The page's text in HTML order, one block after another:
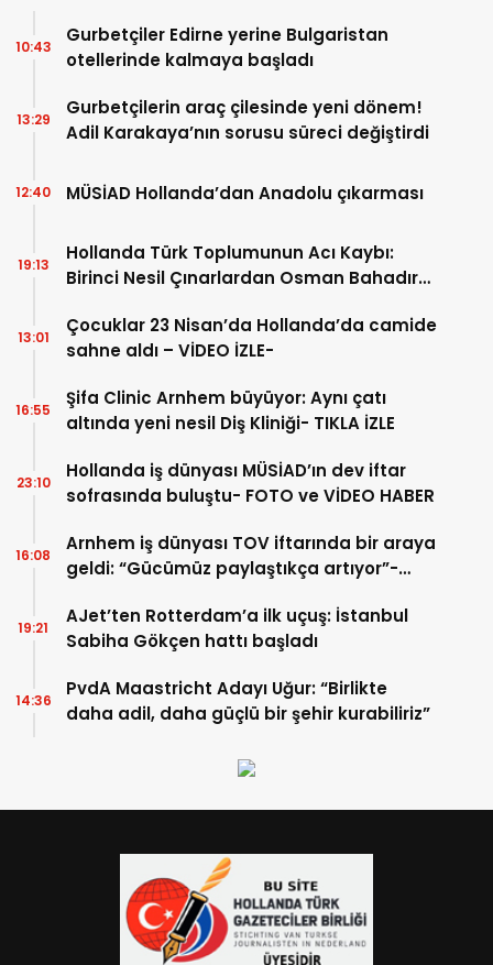
Gurbetçiler Edirne yerine Bulgaristan
otellerinde kalmaya başladı
10:43
Gurbetçilerin araç çilesinde yeni dönem!
Adil Karakaya’nın sorusu süreci değiştirdi
13:29
MÜSİAD Hollanda’dan Anadolu çıkarması
12:40
Hollanda Türk Toplumunun Acı Kaybı:
Birinci Nesil Çınarlardan Osman Bahadır
19:13
Çocuklar 23 Nisan’da Hollanda’da camide
sahne aldı – VİDEO İZLE-
13:01
Şifa Clinic Arnhem büyüyor: Aynı çatı
altında yeni nesil Diş Kliniği- TIKLA İZLE
16:55
Hollanda iş dünyası MÜSİAD’ın dev iftar
sofrasında buluştu- FOTO ve VİDEO HABER
23:10
Arnhem iş dünyası TOV iftarında bir araya
geldi: “Gücümüz paylaştıkça artıyor”-
16:08
AJet’ten Rotterdam’a ilk uçuş: İstanbul
Sabiha Gökçen hattı başladı
19:21
PvdA Maastricht Adayı Uğur: “Birlikte
daha adil, daha güçlü bir şehir kurabiliriz”
14:36